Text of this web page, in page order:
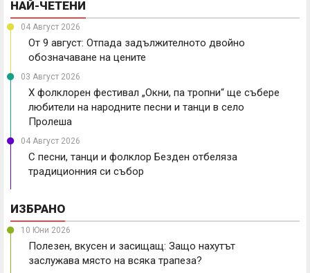
НАЙ-ЧЕТЕНИ
04 Август 2026
От 9 август: Отпада задължителното двойно
обозначаване на цените
03 Август 2026
X фолклорен фестивал „Окни, па тропни“ ще събере
любители на народните песни и танци в село
Пролеша
04 Август 2026
С песни, танци и фолклор Безден отбеляза
традиционния си събор
ИЗБРАНО
10 Юни 2026
Полезен, вкусен и засищащ: Защо нахутът
заслужава място на всяка трапеза?